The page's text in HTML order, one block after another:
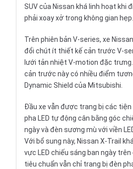
SUV của Nissan khá linh hoạt khi
phải xoay xở trong không gian hẹp.
Trên phiên bản V-series, xe
đổi chút ít thiết kế cản trước V-
lưới tản nhiệt V-motion đặc
cản trước này có nhiều điểm
Dynamic Shield của Mitsubishi.
Đầu xe vẫn được trang bị các tiện
pha LED tự động cân bằng góc
ngày và đèn sương mù với viền
Với bổ sung này, Nissan X-Trail
vực LED chiếu sáng ban ngày trên
tiêu chuẩn vẫn chỉ trang bị đèn